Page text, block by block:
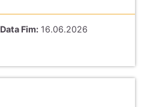
Data Fim:16.06.2026